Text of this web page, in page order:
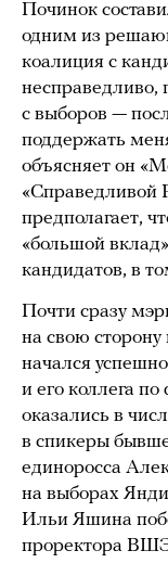
Починок
одним из
коалиция с
с выборов —
поддержать
объясняет он
«Справедливой
предполагает,
«большой
кандидатов, в
Почти сразу
на свою
начался
и его коллега
оказались в
в спикеры
единоросса
на выборах
Ильи Яшина
проректора